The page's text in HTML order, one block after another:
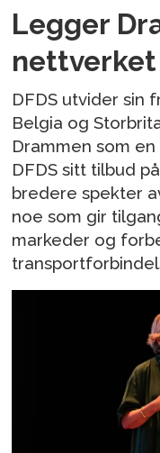
Legger
nettverket
DFDS utvider sin
Belgia og
Drammen som
DFDS sitt tilbud
bredere spekter
noe som gir
markeder og